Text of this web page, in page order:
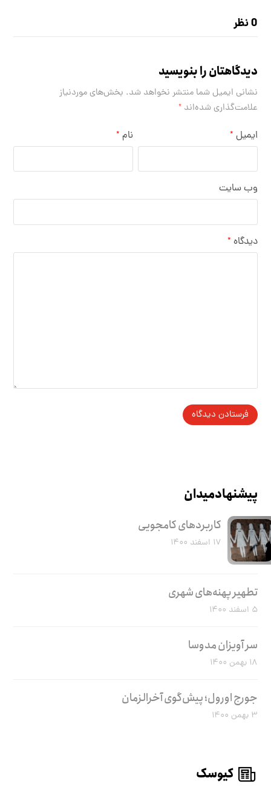
0 نظر
دیدگاهتان را بنویسید
نشانی ایمیل شما منتشر نخواهد شد. بخش‌های موردنیاز
علامت‌گذاری شده‌اند*
نام * ایمیل *
وب‌ سایت
دیدگاه *
پیشنهاد میدان
کاربرد‌های کامجویی
۱۷ اسفند ۱۴۰۰
تطهیر پهنه‌های شهری
۵ اسفند ۱۴۰۰
سر آویزان مدوسا
۱۸ بهمن ۱۴۰۰
جورج اورول؛ پیش‌گوی آخرالزمان
۳ بهمن ۱۴۰۰
کیوسک